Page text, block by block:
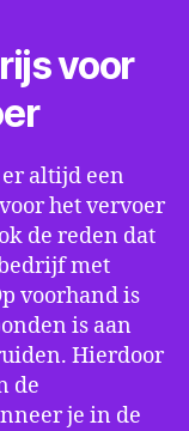
voor
altijd een
het vervoer
de reden dat
met
voorhand is
is aan
Hierdoor
de
je in de